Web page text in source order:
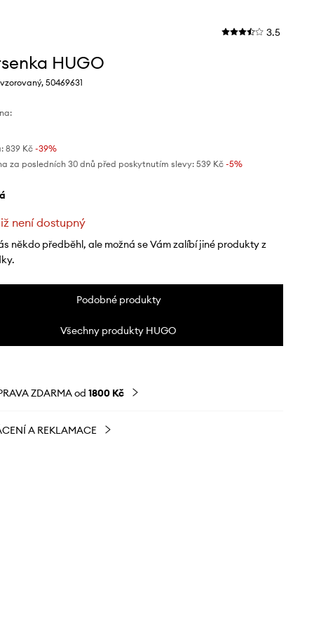
3.5
HUGO
50469631
839 Kč-39%
za posledních 30 dnů před poskytnutím slevy: 539 Kč -5%
není dostupný
někdo předběhl, ale možná se Vám zalíbí jiné produkty z
Podobné produkty
Všechny produkty HUGO
ZDARMA od 1800 Kč
A REKLAMACE